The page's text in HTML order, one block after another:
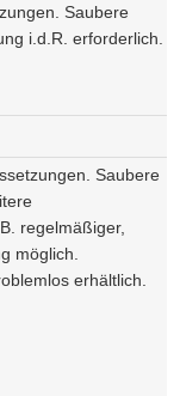
Saubere
i.d.R. erforderlich.
Saubere
regelmäßiger,
möglich.
erhältlich.